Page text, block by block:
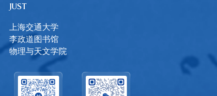
JUST
上海交通大学
李政道图书馆
物理与天文学院